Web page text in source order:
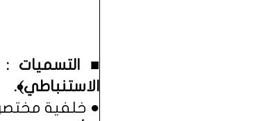
■ التسميات
الاستنباطي﴾.
● خلفية